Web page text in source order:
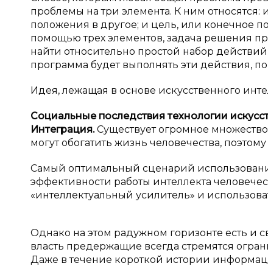
проблемы на три элемента. К ним
положения в другое; и цель, или конечное
помощью трех элементов, задача решения
найти относительно простой набор
программа будет выполнять эти действия,
Идея, лежащая в основе искусственного
Социальные последствия технологии
Интеграция.Существует огромное
могут обогатить жизнь человечества,
Самый оптимальный сценарий
эффективности работы интеллекта
«интеллектуальный усилитель» и
Однако на этом радужном горизонте есть и
власть предержащие всегда стремятся
Даже в течение короткой истории